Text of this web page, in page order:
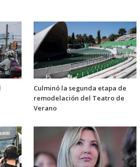
Culminó la segunda etapa de
remodelación del Teatro de
Verano